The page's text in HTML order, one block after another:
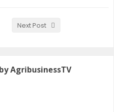
Next Post
AgribusinessTV